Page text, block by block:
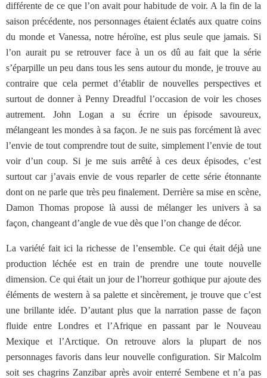
différente de ce que l’on avait pour habitude de voir. A la fin de la
saison précédente, nos personnages étaient éclatés aux quatre coins
du monde et Vanessa, notre héroïne, est plus seule que jamais. Si
l’on aurait pu se retrouver face à un os dû au fait que la série
s’éparpille un peu dans tous les sens autour du monde, je trouve au
contraire que cela permet d’établir de nouvelles perspectives et
surtout de donner à Penny Dreadful l’occasion de voir les choses
autrement. John Logan a su écrire un épisode savoureux,
mélangeant les mondes à sa façon. Je ne suis pas forcément là avec
l’envie de tout comprendre tout de suite, simplement l’envie de tout
voir d’un coup. Si je me suis arrêté à ces deux épisodes, c’est
surtout car j’avais envie de vous reparler de cette série étonnante
dont on ne parle que très peu finalement. Derrière sa mise en scène,
Damon Thomas propose là aussi de mélanger les univers à sa
façon, changeant d’angle de vue dès que l’on change de décor.
La variété fait ici la richesse de l’ensemble. Ce qui était déjà une
production léchée est en train de prendre une toute nouvelle
dimension. Ce qui était un jour de l’horreur gothique pur ajoute des
éléments de western à sa palette et sincèrement, je trouve que c’est
une brillante idée. D’autant plus que la narration passe de façon
fluide entre Londres et l’Afrique en passant par le Nouveau
Mexique et l’Arctique. On retrouve alors la plupart de nos
personnages favoris dans leur nouvelle configuration. Sir Malcolm
soit ses chagrins Zanzibar après avoir enterré Sembene et n’a pas